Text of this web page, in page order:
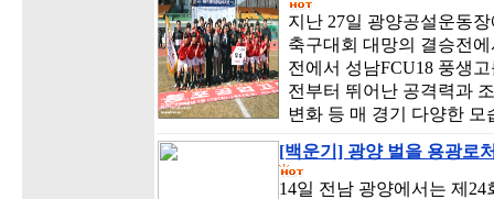
지난 27일 광양공설운동
축구대회 대망의 결승전
전에서 성남FCU18 풍생
전부터 뛰어난 공격력과
변화 등 매 경기 다양한
[백운기] 광양 벌을 용광로
14일 전남 광양에서는 제